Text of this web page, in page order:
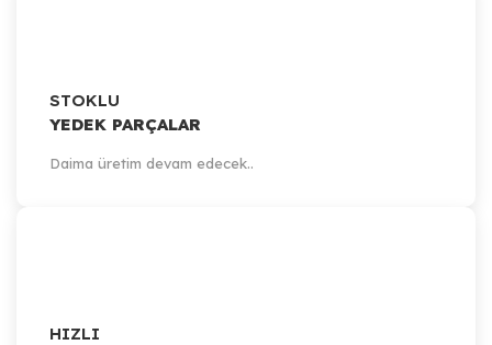
STOKLU
YEDEK PARÇALAR
Daima üretim devam edecek..
HIZLI